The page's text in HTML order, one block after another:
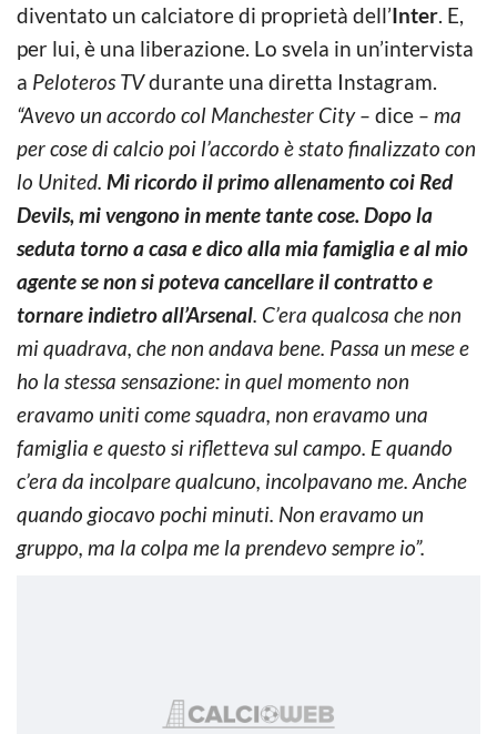
diventato un calciatore di proprietà dell’Inter. E,
per lui, è una liberazione. Lo svela in un’intervista
a Peloteros TVdurante una diretta Instagram.
“Avevo un accordo col Manchester City – dice – ma
per cose di calcio poi l’accordo è stato finalizzato con
lo United. Mi ricordo il primo allenamento coi Red
Devils, mi vengono in mente tante cose. Dopo la
seduta torno a casa e dico alla mia famiglia e al mio
agente se non si poteva cancellare il contratto e
tornare indietro all’Arsenal. C’era qualcosa che non
mi quadrava, che non andava bene. Passa un mese e
ho la stessa sensazione: in quel momento non
eravamo uniti come squadra, non eravamo una
famiglia e questo si rifletteva sul campo. E quando
c’era da incolpare qualcuno, incolpavano me. Anche
quando giocavo pochi minuti. Non eravamo un
gruppo, ma la colpa me la prendevo sempre io”.